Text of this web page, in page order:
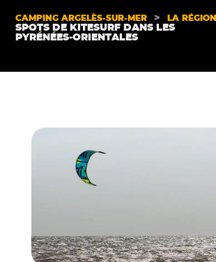
CAMPING ARGELÈS-SUR-MER > LA RÉGION
SPOTS DE KITESURF DANS LES
PYRÉNÉES‑ORIENTALES